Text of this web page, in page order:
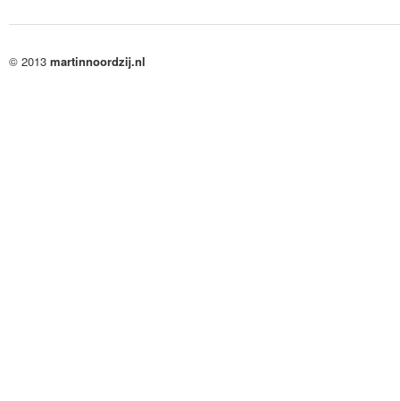
© 2013 martinnoordzij.nl